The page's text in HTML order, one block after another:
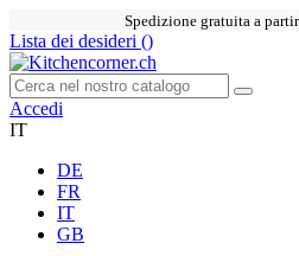
Spedizione gratuita a
Lista dei desideri ()
Accedi
IT
DE
FR
IT
GB